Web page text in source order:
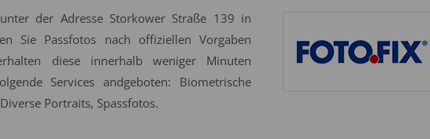
der Adresse Storkower Straße 139 in
Sie Passfotos nach offiziellen Vorgaben
diese innerhalb weniger Minuten
Services andgeboten: Biometrische
Portraits, Spassfotos.